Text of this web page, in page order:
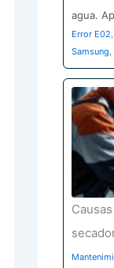
agua.
Error E02,
Samsung,